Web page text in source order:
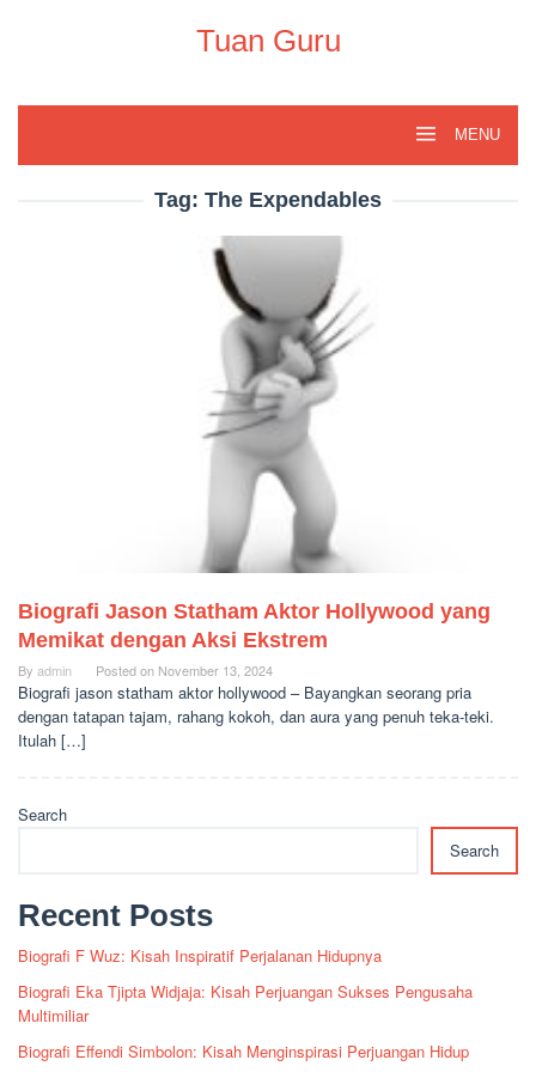
Tuan Guru
MENU
Tag: The Expendables
Biografi Jason Statham Aktor Hollywood yang
Memikat dengan Aksi Ekstrem
By admin Posted on November 13, 2024
Biografi jason statham aktor hollywood – Bayangkan seorang pria
dengan tatapan tajam, rahang kokoh, dan aura yang penuh teka-teki.
Itulah […]
Search
Search
Recent Posts
Biografi F Wuz: Kisah Inspiratif Perjalanan Hidupnya
Biografi Eka Tjipta Widjaja: Kisah Perjuangan Sukses Pengusaha
Multimiliar
Biografi Effendi Simbolon: Kisah Menginspirasi Perjuangan Hidup